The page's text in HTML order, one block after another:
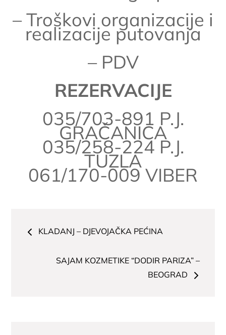
– Troškovi organizacije i
realizacije putovanja
– PDV
REZERVACIJE
035/703-891 P.J.
GRAČANICA
035/258-224 P.J.
TUZLA
061/170-009 VIBER
Navigacija
članaka
KLADANJ – DJEVOJAČKA PEĆINA
SAJAM KOZMETIKE “DODIR PARIZA” –
BEOGRAD